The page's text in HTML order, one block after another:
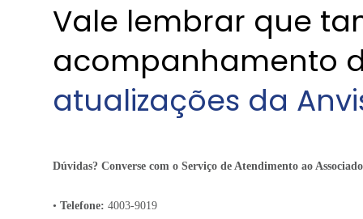
Vale lembrar que
acompanhamento
atualizações da
Dúvidas? Converse com o Serviço de Atendimento ao Associado
• Telefone: 4003-9019